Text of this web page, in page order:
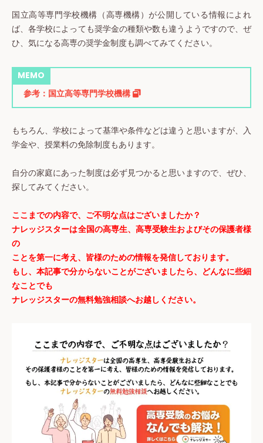
国立高等専門学校機構（高専機構）が公開している情報によれ
ば、各学校によっても奨学金の種類や数も違うようですので、ぜ
ひ、気になる高専の奨学金制度も調べてみてください。
MEMO
参考：国立高等専門学校機構
もちろん、学校によって基準や条件などは違うと思いますが、入
学金や、授業料の免除制度もあります。
自分の家庭にあった制度は必ず見つかると思いますので、ぜひ、
探してみてください。
ここまでの内容で、ご不明な点はございましたか？
ナレッジスターは全国の高専生、高専受験生およびその保護者様
の
ことを第一に考え、皆様のための情報を発信しております。
もし、本記事で分からないことがございましたら、どんなに些細
なことでも
ナレッジスターの無料勉強相談へお越しください。